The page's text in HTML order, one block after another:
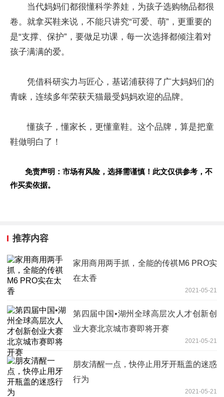
当代妈妈们都很懂科学养娃，为孩子选购物品都很
卷。就拿买鞋来说，不能只讲究“可爱、萌”，更重要的
是“支撑、保护”，要做足功课，每一次选择都倾注着对
孩子满满的爱。
凭借科研实力与匠心，基诺浦获得了广大妈妈们的
青睐，连续多年荣获天猫最受妈妈欢迎的品牌。
懂孩子，懂家长，更懂童鞋。这个品牌，算是把童
鞋做明白了！
免责声明：市场有风险，选择需谨慎！此文仅供参考，不
作买卖依据。
推荐内容
家用商用两手抓，全能的传祺M6 PRO实
在太香
2021-05-21
第四届中国•湖州全球高层次人才创新创
业大赛北京城市赛即将开赛
2021-05-21
朋友清醒一点，快停止用牙开瓶盖的迷惑
行为
2021-05-21